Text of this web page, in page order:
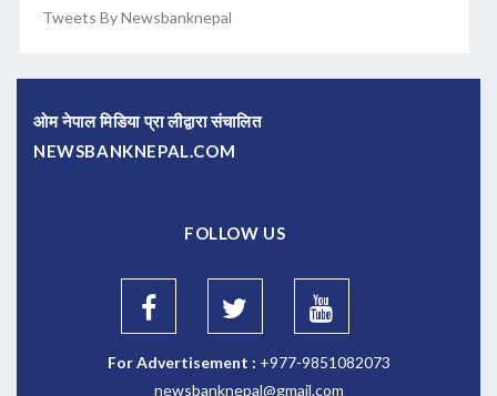
Tweets By Newsbanknepal
ओम नेपाल मिडिया प्रा लीद्वारा संचालित
NEWSBANKNEPAL.COM
FOLLOW US
For Advertisement : +977-9851082073
newsbanknepal@gmail.com